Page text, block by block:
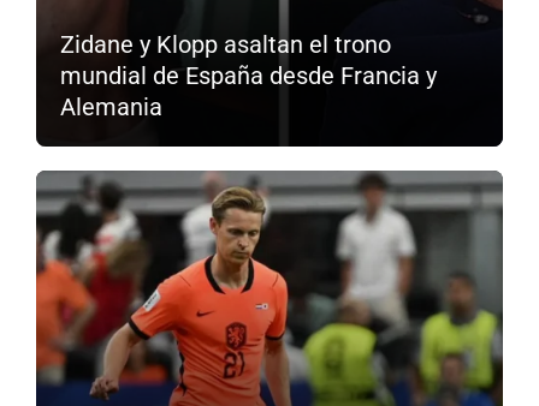
Zidane y Klopp asaltan el trono
mundial de España desde Francia y
Alemania